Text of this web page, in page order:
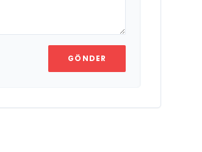
GÖNDER